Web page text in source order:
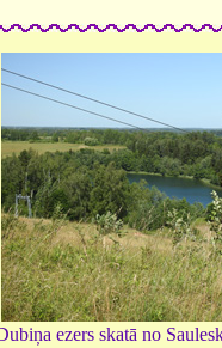
ezers skatā no